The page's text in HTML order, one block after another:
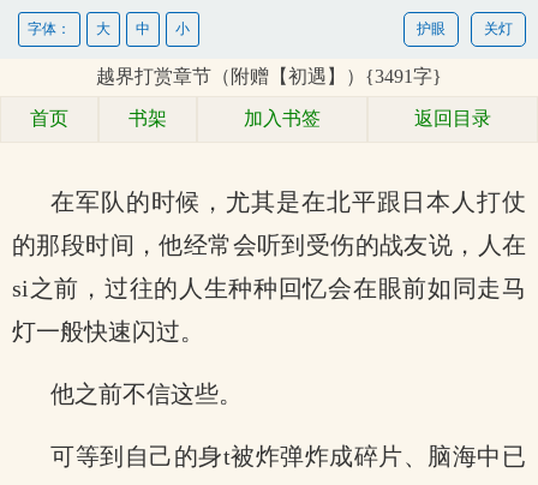
关灯
护眼
字体： 大 中 小
越界打赏章节（附赠【初遇】）{3491字}
首页 书架 加入书签 返回目录
在军队的时候，尤其是在北平跟日本人打仗
的那段时间，他经常会听到受伤的战友说，人在
si之前，过往的人生种种回忆会在眼前如同走马
灯一般快速闪过。
他之前不信这些。
可等到自己的身t被炸弹炸成碎片、脑海中已